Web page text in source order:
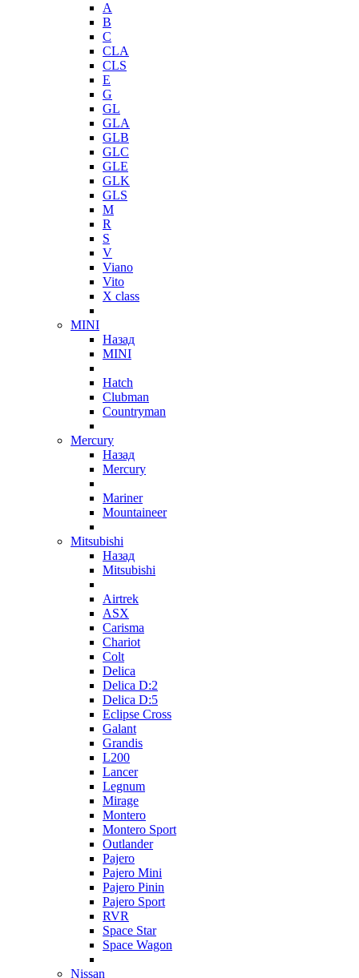
A
B
C
CLA
CLS
E
G
GL
GLA
GLB
GLC
GLE
GLK
GLS
M
R
S
V
Viano
Vito
X class
MINI
Назад
MINI
Hatch
Clubman
Countryman
Mercury
Назад
Mercury
Mariner
Mountaineer
Mitsubishi
Назад
Mitsubishi
Airtrek
ASX
Carisma
Chariot
Colt
Delica
Delica D:2
Delica D:5
Eclipse Cross
Galant
Grandis
L200
Lancer
Legnum
Mirage
Montero
Montero Sport
Outlander
Pajero
Pajero Mini
Pajero Pinin
Pajero Sport
RVR
Space Star
Space Wagon
Nissan